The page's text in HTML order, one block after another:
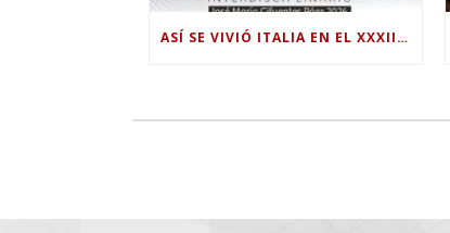
ASÍ SE VIVIÓ ITALIA EN EL XXXIII TALLER INTERNACIONAL INTERDISCIPLINAR